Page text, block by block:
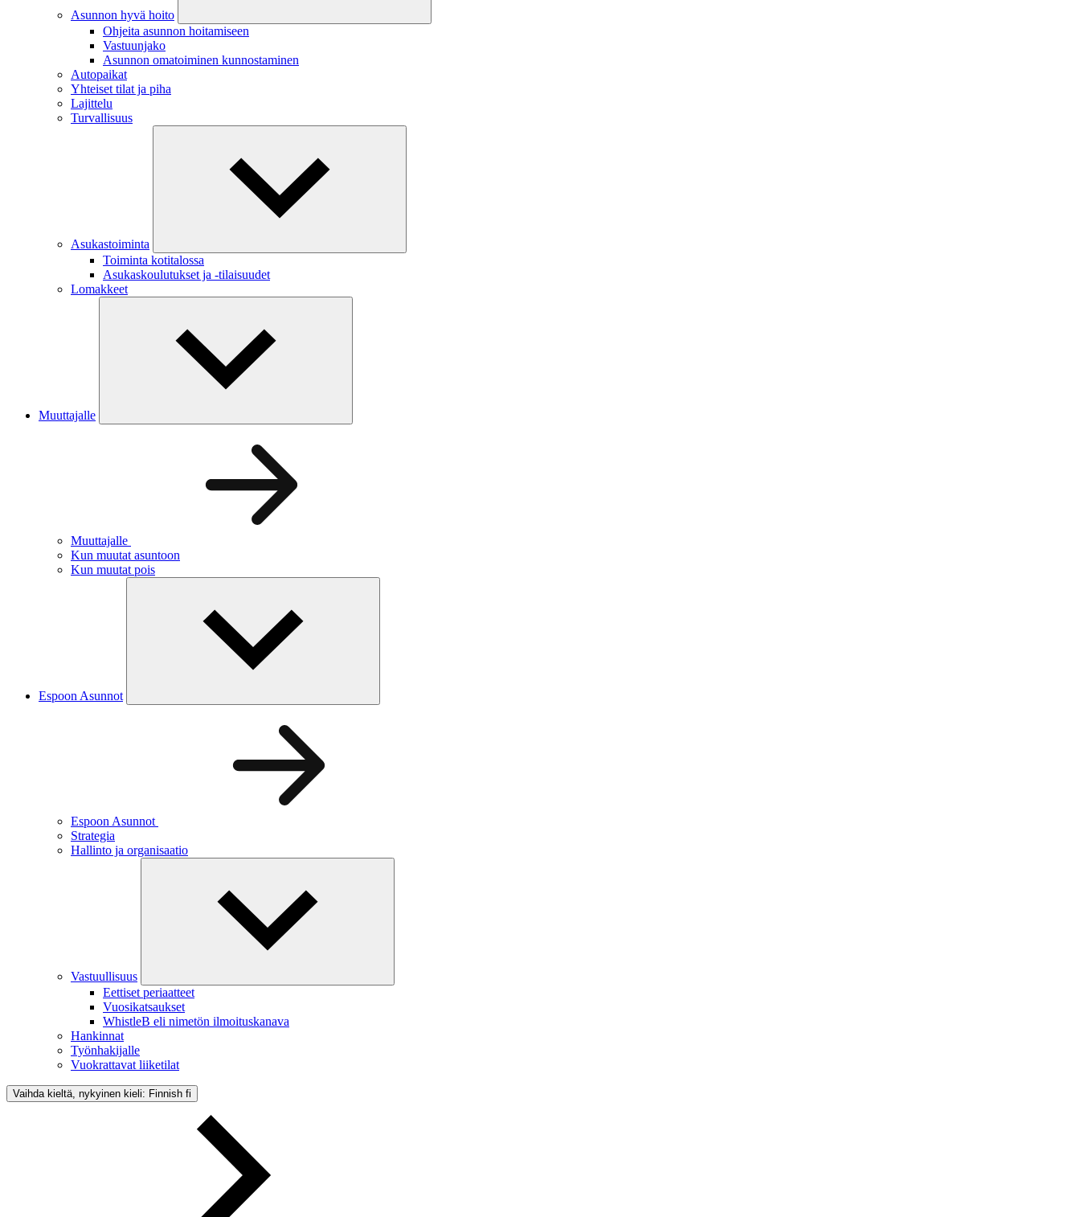
Asunnon hyvä hoito
Ohjeita asunnon hoitamiseen
Vastuunjako
Asunnon omatoiminen kunnostaminen
Autopaikat
Yhteiset tilat ja piha
Lajittelu
Turvallisuus
Asukastoiminta
Toiminta kotitalossa
Asukaskoulutukset ja -tilaisuudet
Lomakkeet
Muuttajalle
Muuttajalle
Kun muutat asuntoon
Kun muutat pois
Espoon Asunnot
Espoon Asunnot
Strategia
Hallinto ja organisaatio
Vastuullisuus
Eettiset periaatteet
Vuosikatsaukset
WhistleB eli nimetön ilmoituskanava
Hankinnat
Työnhakijalle
Vuokrattavat liiketilat
Vaihda kieltä, nykyinen kieli: Finnish fi